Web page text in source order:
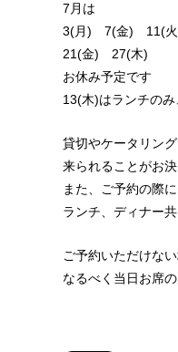
7月は
3(月) 7(金) 11(
21(金) 27(木)
お休み予定です
13(木)はランチの
貸切やケータリン
来られることがお
また、ご予約の際
ランチ、ディナー
ご予約いただけな
なるべく当日お席